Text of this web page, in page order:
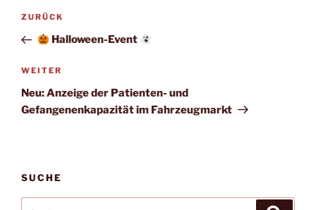
Beitragsnavigation
Vorheriger
Beitrag
ZURÜCK
Halloween-Event
Nächster
Beitrag
WEITER
Neu: Anzeige der Patienten- und
Gefangenenkapazität im Fahrzeugmarkt
SUCHE